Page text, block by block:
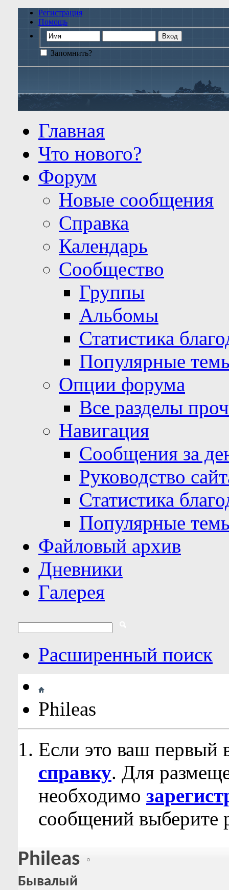
Регистрация
Помощь
Запомнить?
Главная
Что нового?
Форум
Новые сообщения
Справка
Календарь
Сообщество
Группы
Альбомы
Статистика
Популярные
Опции форума
Все разделы
Навигация
Сообщения за
Руководство
Статистика
Популярные
Файловый архив
Дневники
Галерея
Расширенный поиск
Phileas
Если это ваш первый
справку. Для
необходимо
сообщений выберите
Phileas
Бывалый